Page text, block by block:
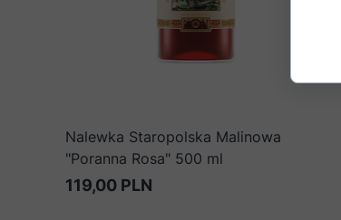
Nalewka Staropolska Malinowa
"Poranna Rosa" 500 ml
119,00 PLN